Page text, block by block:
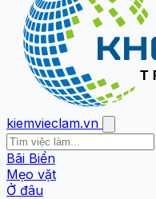
kiemvieclam.vn
Bãi Biển
Mẹo vặt
Ở đâu